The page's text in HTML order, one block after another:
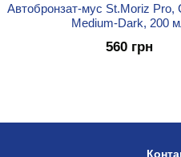
Автобронзат-мус St.Moriz Pro,
Medium-Dark, 200
560 грн